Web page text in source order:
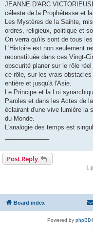
JEANNE D'ARC
céleste de la Prophétesse et
Les Mystères de la Sainte,
ordres, religieux, politique et
On verra qu'ils sont de tous
L'Histoire est non seulement
reconstituée dans ces Vingt-
obscurité planer sur le rôle
ce rôle, sur les vrais
entière et jusqu'à l'Asie.
Le Principe et la Loi
Paroles et dans les Actes de
éclairant d'une vive lumière la
du Monde.
L'analogie des temps est
Post Reply
1
Board index
Powered by phpBB